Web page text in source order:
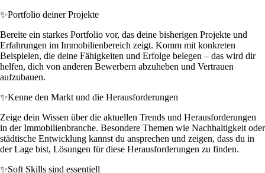
✨Portfolio deiner Projekte
Bereite ein starkes Portfolio vor, das deine bisherigen Projekte und
Erfahrungen im Immobilienbereich zeigt. Komm mit konkreten
Beispielen, die deine Fähigkeiten und Erfolge belegen – das wird dir
helfen, dich von anderen Bewerbern abzuheben und Vertrauen
aufzubauen.
✨Kenne den Markt und die Herausforderungen
Zeige dein Wissen über die aktuellen Trends und Herausforderungen
in der Immobilienbranche. Besondere Themen wie Nachhaltigkeit oder
städtische Entwicklung kannst du ansprechen und zeigen, dass du in
der Lage bist, Lösungen für diese Herausforderungen zu finden.
✨Soft Skills sind essentiell